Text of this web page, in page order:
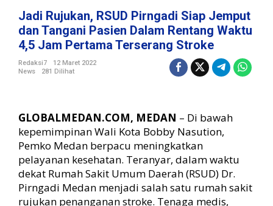
a
p
J
e
d
a
n
T
n
g
Jadi Rujukan, RSUD Pirngadi Siap Jemput
dan Tangani Pasien Dalam Rentang Waktu
4,5 Jam Pertama Terserang Stroke
Redaksi7
12 Maret 2022
News
281 Dilihat
GLOBALMEDAN.COM, MEDAN – Di bawah
kepemimpinan Wali Kota Bobby Nasution,
Pemko Medan berpacu meningkatkan
pelayanan kesehatan. Teranyar, dalam waktu
dekat Rumah Sakit Umum Daerah (RSUD) Dr.
Pirngadi Medan menjadi salah satu rumah sakit
rujukan penanganan stroke. Tenaga medis,